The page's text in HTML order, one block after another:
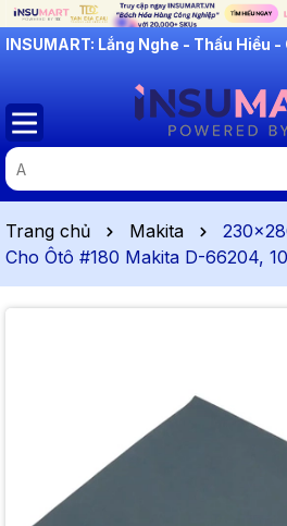
INSUMART: Lắng Nghe - Thấu Hiểu -
Trang chủ Makita
Cho Ôtô #180 Makita D-66204,